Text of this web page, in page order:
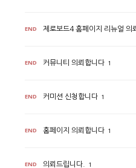
END 제로보드4 홈페이지 리뉴얼 의
END 커뮤니티 의뢰합니다 1
END 커미션 신청합니다 1
END 홈페이지 의뢰합니다 1
END 의뢰드립니다. 1